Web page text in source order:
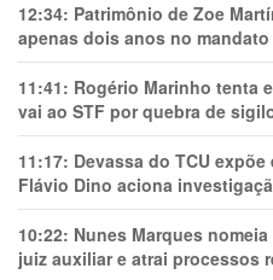
12:34: Patrimônio de Zoe
apenas dois anos no mandato
11:41: Rogério Marinho tenta
vai ao STF por quebra de
11:17: Devassa do TCU
Flávio Dino aciona
10:22: Nunes Marques
juiz auxiliar e atrai processos